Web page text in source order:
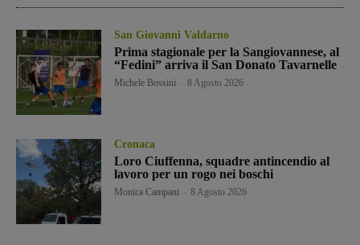
San Giovanni Valdarno
Prima stagionale per la Sangiovannese, al
“Fedini” arriva il San Donato Tavarnelle
Michele Bossini 8 Agosto 2026
Cronaca
Loro Ciuffenna, squadre antincendio al
lavoro per un rogo nei boschi
Monica Campani 8 Agosto 2026